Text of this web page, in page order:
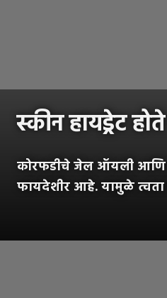
स्कीन हायड्रेट होते
कोरफडीचे जेल ऑयली आणि
फायदेशीर आहे. यामुळे त्वता